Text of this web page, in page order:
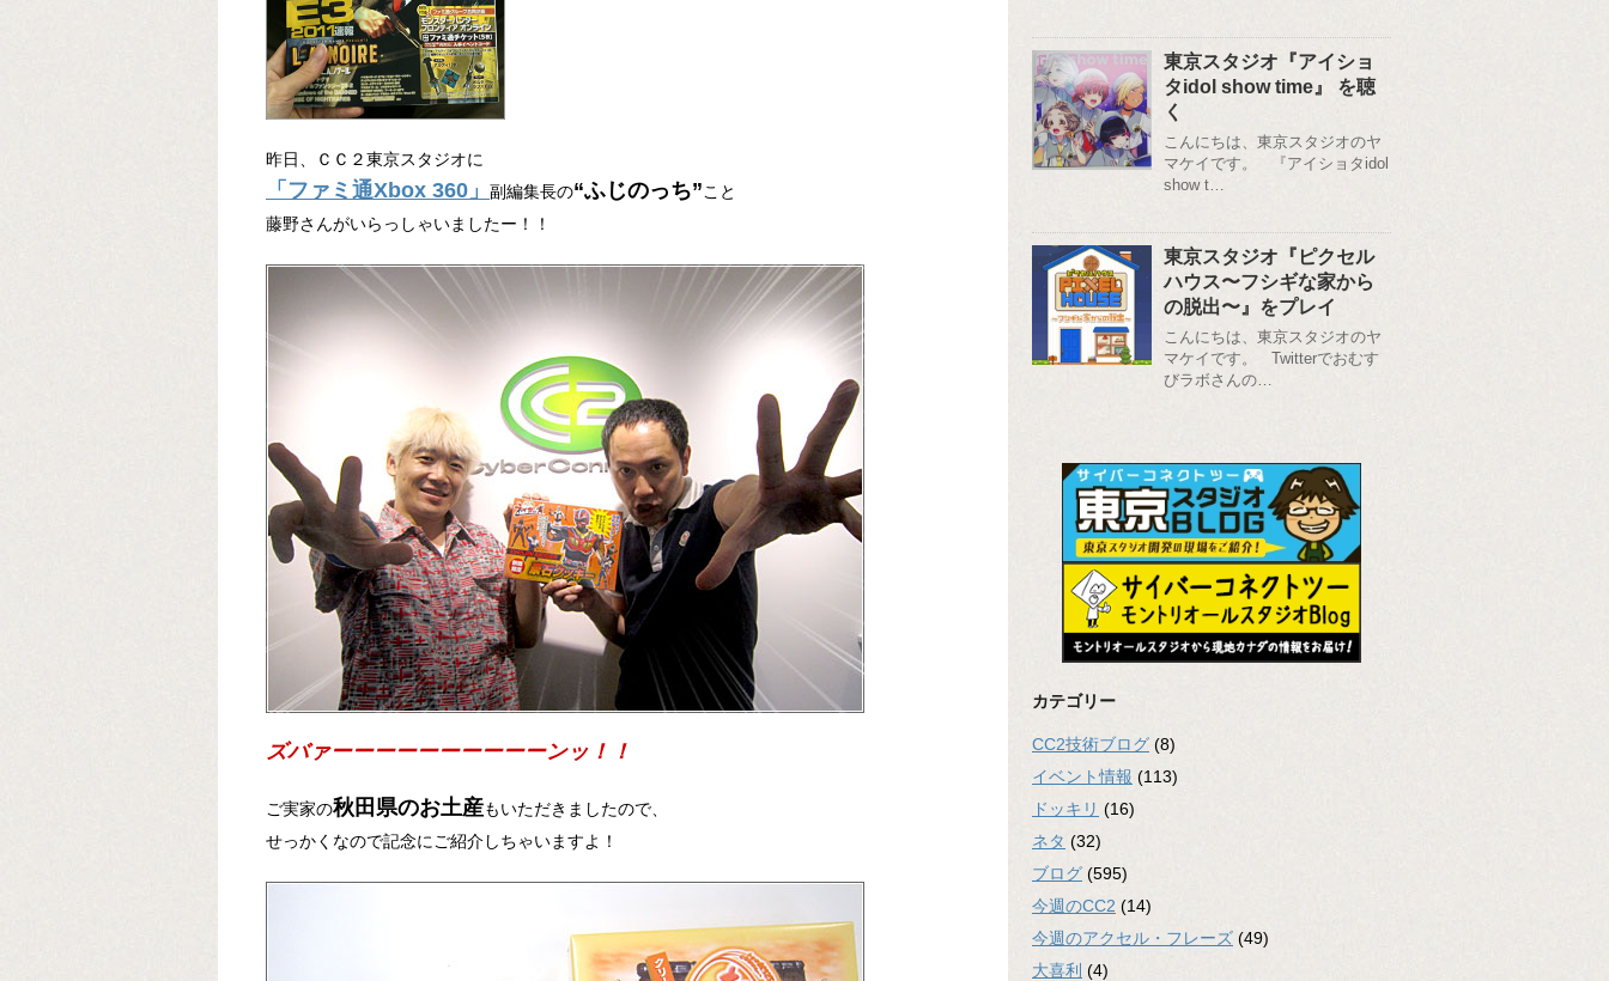
昨日、ＣＣ２東京スタジオに
「ファミ通Xbox 360」 副編集長の“ふじのっち”こと
藤野さんがいらっしゃいましたー！！
ズバァーーーーーーーーーーンッ！！
ご実家の秋田県のお土産もいただきましたので、
せっかくなので記念にご紹介しちゃいますよ！
東京スタジオ『アイショ
タidol show time』 を聴
く
こんにちは、東京スタジオのヤ
マケイです。 『アイショタidol
show t…
東京スタジオ『ピクセル
ハウス〜フシギな家から
の脱出〜』をプレイ
こんにちは、東京スタジオのヤ
マケイです。 Twitterでおむす
びラボさんの…
カテゴリー
CC2技術ブログ (8)
イベント情報 (113)
ドッキリ (16)
ネタ (32)
ブログ (595)
今週のCC2 (14)
今週のアクセル・フレーズ (49)
大喜利 (4)